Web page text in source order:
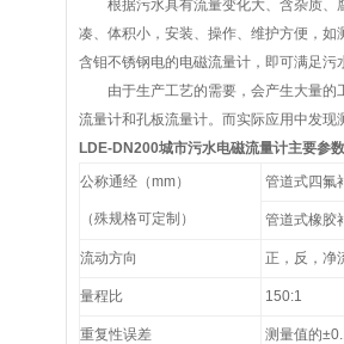
根据污水具有流量变化大、含杂质、
凑、体积小，安装、操作、维护方便，
含钼不锈钢电的电磁流量计，即可满足污
由于生产工艺的需要，会产生大量的
流量计和孔板流量计。而实际应用中发
LDE-DN200城市污水电磁流量计主要参
公称通经（mm）
（殊规格可定制）
管道式四氟
管道式橡胶
流动方向 正，反，净
量程比 150:1
重复性误差 测量值的